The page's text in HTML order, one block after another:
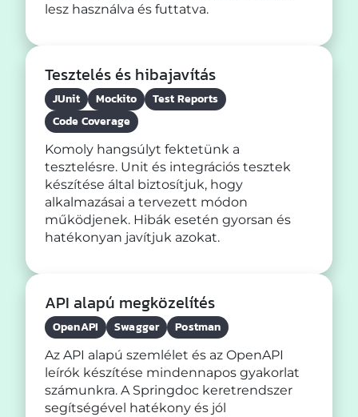
lesz használva és futtatva.
Tesztelés és hibajavítás
JUnit Mockito
Test Reports
Code Coverage
Komoly hangsúlyt fektetünk a
tesztelésre. Unit és integrációs tesztek
készítése által biztosítjuk, hogy
alkalmazásai a tervezett módon
működjenek. Hibák esetén gyorsan és
hatékonyan javítjuk azokat.
API alapú megközelítés
OpenAPI Swagger Postman
Az API alapú szemlélet és az OpenAPI
leírók készítése mindennapos gyakorlat
számunkra. A Springdoc keretrendszer
segítségével hatékony és jól